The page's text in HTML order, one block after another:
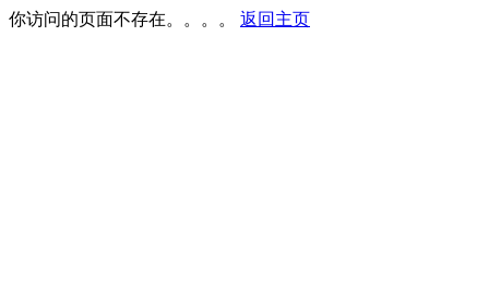
你访问的页面不存在。。。。 返回主页